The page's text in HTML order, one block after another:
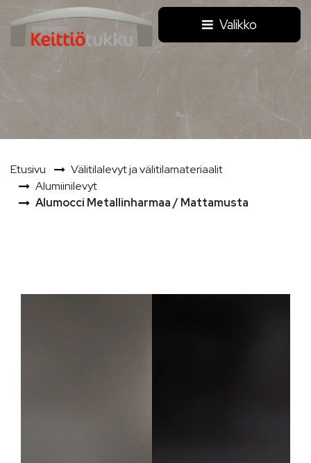
Siirry pääsisältöön
Valikko
Etusivu
Välitilalevyt ja välitilamateriaalit
Alumiinilevyt
Alumocci Metallinharmaa / Mattamusta